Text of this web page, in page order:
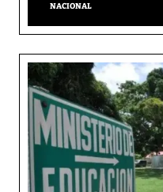
NACIONAL